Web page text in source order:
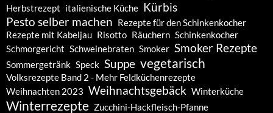
Herbstrezept italienische Küche Kürbis
Pesto selber machen Rezepte für den Schinkenkocher
Rezepte mit Kabeljau Risotto Räuchern Schinkenkocher
Schmorgericht Schweinebraten Smoker Smoker Rezepte
Sommergetränk Speck Suppe vegetarisch
Volksrezepte Band 2 - Mehr Feldküchenrezepte
Weihnachten 2023 Weihnachtsgebäck Winterküche
Winterrezepte Zucchini-Hackfleisch-Pfanne